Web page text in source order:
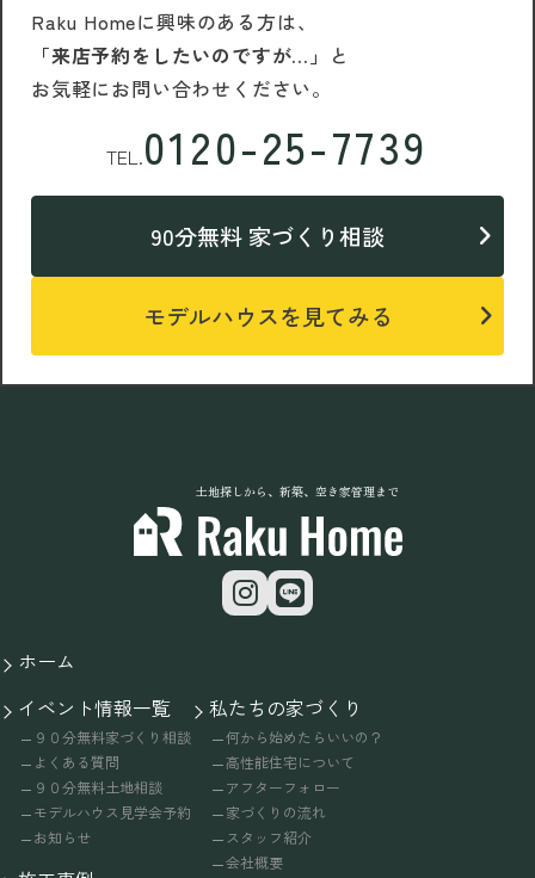
Raku Homeに興味のある方は、
「来店予約をしたいのですが…」 と
お気軽にお問い合わせください。
TEL.0120-25-7739
90分無料 家づくり相談
モデルハウスを見てみる
土地探しから、新築、空き家管理まで
ホーム
イベント情報一覧
９０分無料家づくり相談
よくある質問
９０分無料土地相談
モデルハウス見学会予約
お知らせ
私たちの家づくり
何から始めたらいいの？
高性能住宅について
アフターフォロー
家づくりの流れ
スタッフ紹介
会社概要